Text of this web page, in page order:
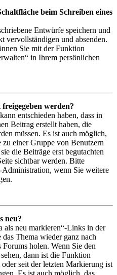
beim Schreiben eines
Entwürfe speichern und
vervollständigen und absenden.
Sie mit der Funktion
in Ihrem persönlichen
werden?
entschieden haben, dass in
Beitrag erstellt haben, die
müssen. Es ist auch möglich,
einer Gruppe von Benutzern
die Beiträge erst begutachten
sichtbar werden. Bitte
wenn Sie weitere
neu?
als neu markieren“-Links in der
Thema wieder ganz nach
Forums holen. Wenn Sie den
dann ist die Funktion
seit der letzten Markierung ist
Es ist auch möglich, das